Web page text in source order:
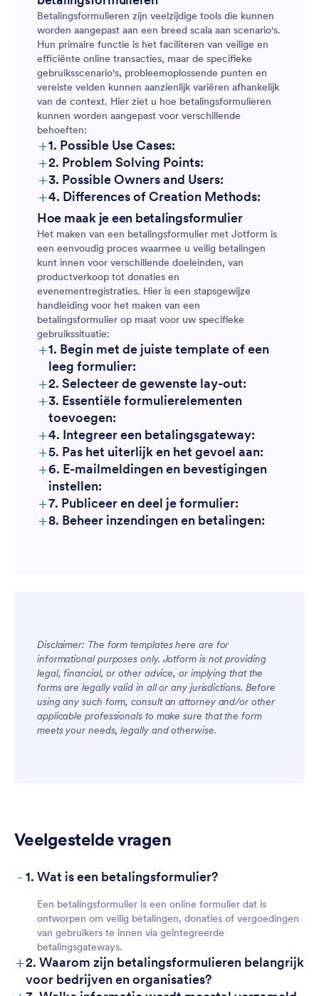
Betalingsformulieren zijn veelzijdige tools die kunnen
worden aangepast aan een breed scala aan scenario's.
Hun primaire functie is het faciliteren van veilige en
efficiënte online transacties, maar de specifieke
gebruiksscenario's, probleemoplossende punten en
vereiste velden kunnen aanzienlijk variëren afhankelijk
van de context. Hier ziet u hoe betalingsformulieren
kunnen worden aangepast voor verschillende
behoeften:
+1. Possible Use Cases:
+2. Problem Solving Points:
+3. Possible Owners and Users:
+4. Differences of Creation Methods:
Hoe maak je een betalingsformulier
Het maken van een betalingsformulier met Jotform is
een eenvoudig proces waarmee u veilig betalingen
kunt innen voor verschillende doeleinden, van
productverkoop tot donaties en
evenementregistraties. Hier is een stapsgewijze
handleiding voor het maken van een
betalingsformulier op maat voor uw specifieke
gebruikssituatie:
+1. Begin met de juiste template of een
leeg formulier:
+2. Selecteer de gewenste lay-out:
+3. Essentiële formulierelementen
toevoegen:
+4. Integreer een betalingsgateway:
+5. Pas het uiterlijk en het gevoel aan:
+6. E-mailmeldingen en bevestigingen
instellen:
+7. Publiceer en deel je formulier:
+8. Beheer inzendingen en betalingen:
Disclaimer: The form templates here are for
informational purposes only. Jotform is not providing
legal, financial, or other advice, or implying that the
forms are legally valid in all or any jurisdictions. Before
using any such form, consult an attorney and/or other
applicable professionals to make sure that the form
meets your needs, legally and otherwise.
Veelgestelde vragen
- 1. Wat is een betalingsformulier?
Een betalingsformulier is een online formulier dat is
ontworpen om veilig betalingen, donaties of vergoedingen
van gebruikers te innen via geïntegreerde
betalingsgateways.
+2. Waarom zijn betalingsformulieren belangrijk
voor bedrijven en organisaties?